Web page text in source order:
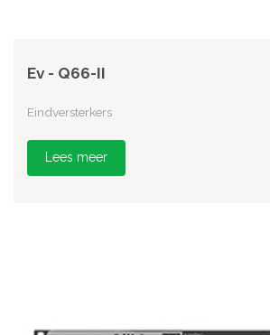
Ev - Q66-II
Eindversterkers
Lees meer